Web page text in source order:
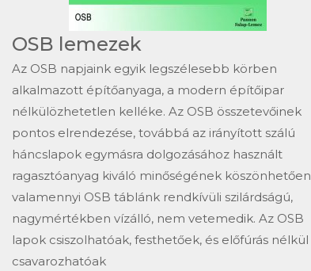
OSB lemezek
Az OSB napjaink egyik legszélesebb körben
alkalmazott építőanyaga, a modern építőipar
nélkülözhetetlen kelléke. Az OSB összetevőinek
pontos elrendezése, továbbá az irányított szálú
háncslapok egymásra dolgozásához használt
ragasztóanyag kiváló minőségének köszönhetően
valamennyi OSB táblánk rendkívüli szilárdságú,
nagymértékben vízálló, nem vetemedik. Az OSB
lapok csiszolhatóak, festhetőek, és előfúrás nélkül
csavarozhatóak